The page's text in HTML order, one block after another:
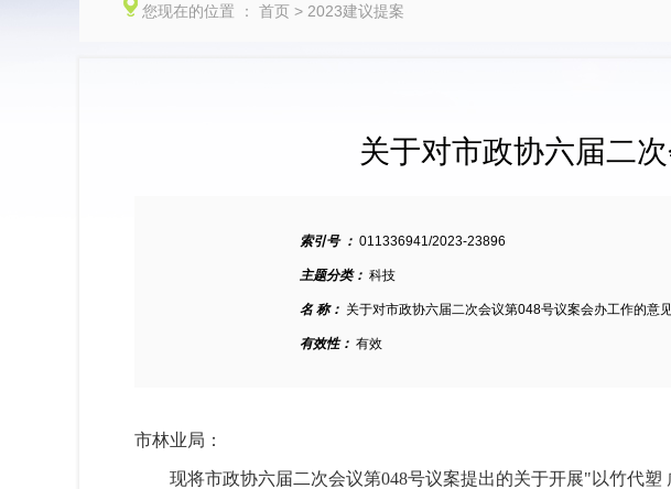
大网站 钱网
您现在的位置 ： 首页 > 2023建议提案
关于对市政协六届二
索引号 ： 011336941/2023-23896
主题分类： 科技
名 称： 关于对市政协六届二次会议第048号议案会办工作的意
有效性： 有效
市林业局：
现将市政协六届二次会议第048号议案提出的关于开展"以竹代